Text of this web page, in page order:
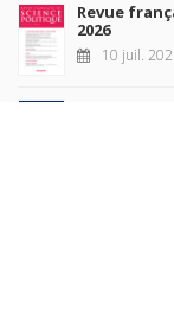
Revue
2026
10 juil.